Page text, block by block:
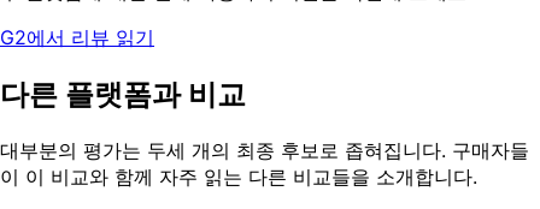
G2에서 리뷰 읽기
다른 플랫폼과 비교
대부분의 평가는 두세 개의 최종 후보로 좁혀집니다. 구매자들
이 이 비교와 함께 자주 읽는 다른 비교들을 소개합니다.